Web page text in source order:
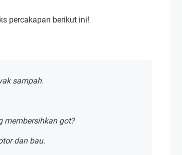
percakapan berikut ini!
sampah.
membersihkan got?
dan bau.